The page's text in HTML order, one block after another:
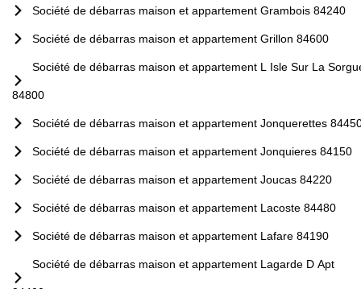
Société de débarras maison et appartement Grambois 84240
Société de débarras maison et appartement Grillon 84600
Société de débarras maison et appartement L Isle Sur La
84800
Société de débarras maison et appartement Jonquerettes
Société de débarras maison et appartement Jonquieres 84150
Société de débarras maison et appartement Joucas 84220
Société de débarras maison et appartement Lacoste 84480
Société de débarras maison et appartement Lafare 84190
Société de débarras maison et appartement Lagarde D Apt